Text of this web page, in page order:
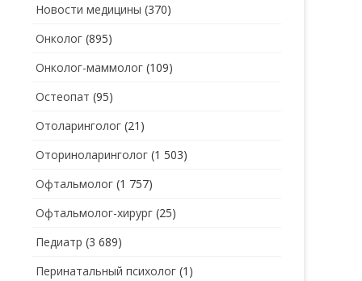
Новости медицины (370)
Онколог (895)
Онколог-маммолог (109)
Остеопат (95)
Отоларинголог (21)
Оториноларинголог (1 503)
Офтальмолог (1 757)
Офтальмолог-хирург (25)
Педиатр (3 689)
Перинатальный психолог (1)